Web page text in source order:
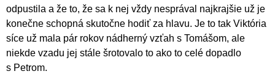
odpustila a že to, že sa k nej vždy nesprával najkrajšie už je
konečne schopná skutočne hodiť za hlavu. Je to tak Viktória
síce už mala pár rokov nádherný vzťah s Tomášom, ale
niekde vzadu jej stále šrotovalo to ako to celé dopadlo
s Petrom.